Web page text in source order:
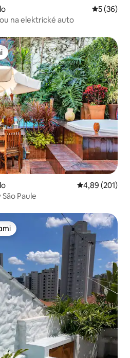
5 (36)
na elektrické auto
Priemerné
4,89 (201)
Paule